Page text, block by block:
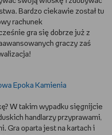
Bardzo ciekawie został tu
rachunek
gra się dobrze już z
graczy zaś
W takim wypadku sięgnijcie
handlarzy przyprawami,
Gra oparta jest na kartach i